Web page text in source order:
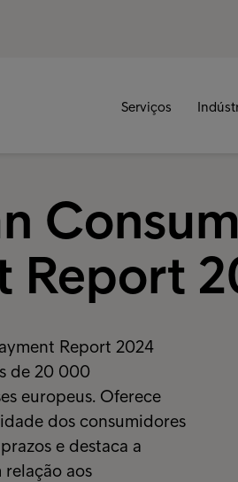
Serviços
Report
Report 2024
de 20 000
europeus. Oferece
dos consumidores
e destaca a
aos